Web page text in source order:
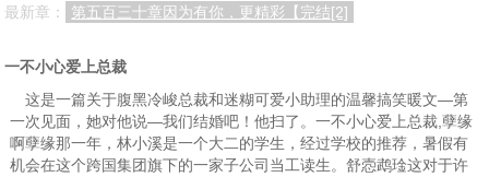
最新章：
第五百三十章因为有你，更精彩【完结[2]
一不小心爱上总裁
这是一篇关于腹黑冷峻总裁和迷糊可爱小助理的温馨搞笑暖文—第
一次见面，她对他说—我们结婚吧！他扫了。一不小心爱上总裁,孽缘
啊孽缘那一年，林小溪是一个大二的学生，经过学校的推荐，暑假有
机会在这个跨国集团旗下的一家子公司当工读生。舒悫鹉琻这对于许